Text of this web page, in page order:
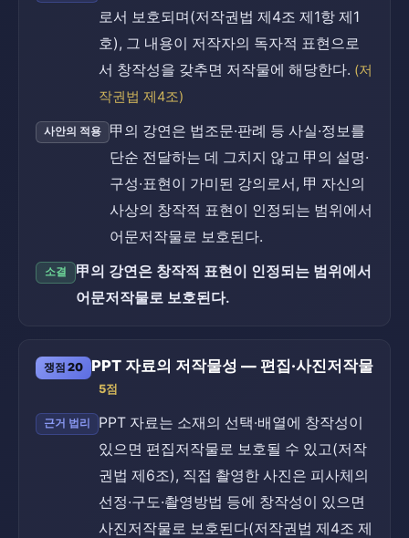
로서 보호되며(저작권법 제4조 제1항 제1
호), 그 내용이 저작자의 독자적 표현으로
서 창작성을 갖추면 저작물에 해당한다. (저
작권법 제4조)
사안의 적용
甲의 강연은 법조문·판례 등 사실·정보를
단순 전달하는 데 그치지 않고 甲의 설명·
구성·표현이 가미된 강의로서, 甲 자신의
사상의 창작적 표현이 인정되는 범위에서
어문저작물로 보호된다.
소결
甲의 강연은 창작적 표현이 인정되는 범위에서
어문저작물로 보호된다.
쟁점 20 PPT 자료의 저작물성 — 편집·사진저작물
5점
근거 법리
PPT 자료는 소재의 선택·배열에 창작성이
있으면 편집저작물로 보호될 수 있고(저작
권법 제6조), 직접 촬영한 사진은 피사체의
선정·구도·촬영방법 등에 창작성이 있으면
사진저작물로 보호된다(저작권법 제4조 제